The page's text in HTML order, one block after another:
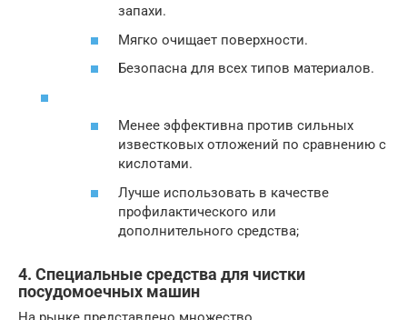
запахи.
Мягко очищает поверхности.
Безопасна для всех типов материалов.
Менее эффективна против сильных
известковых отложений по сравнению с
кислотами.
Лучше использовать в качестве
профилактического или
дополнительного средства;
4. Специальные средства для чистки
посудомоечных машин